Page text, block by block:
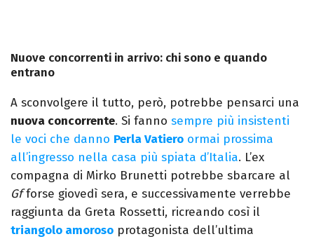
Nuove concorrenti in arrivo: chi sono e quando
entrano
A sconvolgere il tutto, però, potrebbe pensarci una
nuova concorrente. Si fanno sempre più insistenti
le voci che danno Perla Vatiero ormai prossima
all’ingresso nella casa più spiata d’Italia. L’ex
compagna di Mirko Brunetti potrebbe sbarcare al
Gfforse giovedì sera, e successivamente verrebbe
raggiunta da Greta Rossetti, ricreando così il
triangolo amoroso protagonista dell’ultima